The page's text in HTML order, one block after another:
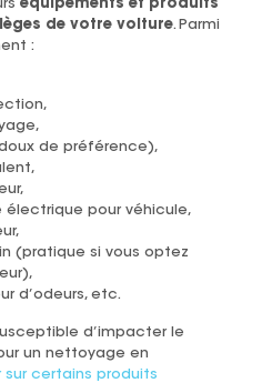
équipements et produits
de votre voiture. Parmi
:
de préférence),
électrique pour véhicule,
(pratique si vous optez
d’odeurs, etc.
d’impacter le
un nettoyage en
sur certains produits